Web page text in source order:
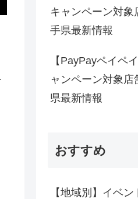
キャンペーン対
手県最新情報
【PayPayペイペ
ャンペーン対象店
県最新情報
おすすめ
【地域別】イベ